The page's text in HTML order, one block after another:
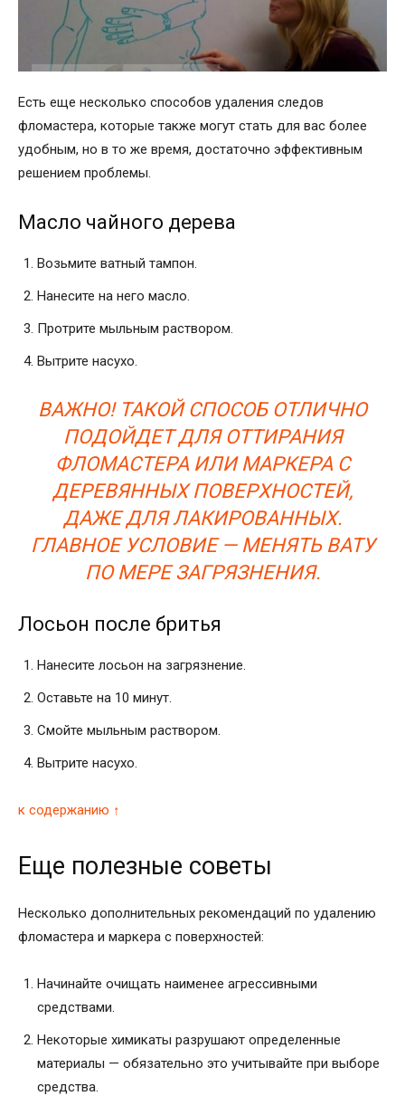
Есть еще несколько способов удаления следов
фломастера, которые также могут стать для вас более
удобным, но в то же время, достаточно эффективным
решением проблемы.
Масло чайного дерева
Возьмите ватный тампон.
Нанесите на него масло.
Протрите мыльным раствором.
Вытрите насухо.
ВАЖНО! ТАКОЙ СПОСОБ ОТЛИЧНО
ПОДОЙДЕТ ДЛЯ ОТТИРАНИЯ
ФЛОМАСТЕРА ИЛИ МАРКЕРА С
ДЕРЕВЯННЫХ ПОВЕРХНОСТЕЙ,
ДАЖЕ ДЛЯ ЛАКИРОВАННЫХ.
ГЛАВНОЕ УСЛОВИЕ — МЕНЯТЬ ВАТУ
ПО МЕРЕ ЗАГРЯЗНЕНИЯ.
Лосьон после бритья
Нанесите лосьон на загрязнение.
Оставьте на 10 минут.
Смойте мыльным раствором.
Вытрите насухо.
к содержанию ↑
Еще полезные советы
Несколько дополнительных рекомендаций по удалению
фломастера и маркера с поверхностей:
Начинайте очищать наименее агрессивными
средствами.
Некоторые химикаты разрушают определенные
материалы — обязательно это учитывайте при выборе
средства.